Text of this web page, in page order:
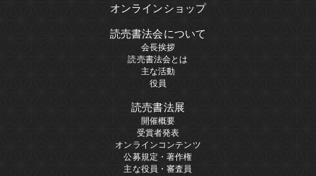
オンラインショップ
読売書法会について
会長挨拶
読売書法会とは
主な活動
役員
読売書法展
開催概要
受賞者発表
オンラインコンテンツ
公募規定・著作権
主な役員・審査員